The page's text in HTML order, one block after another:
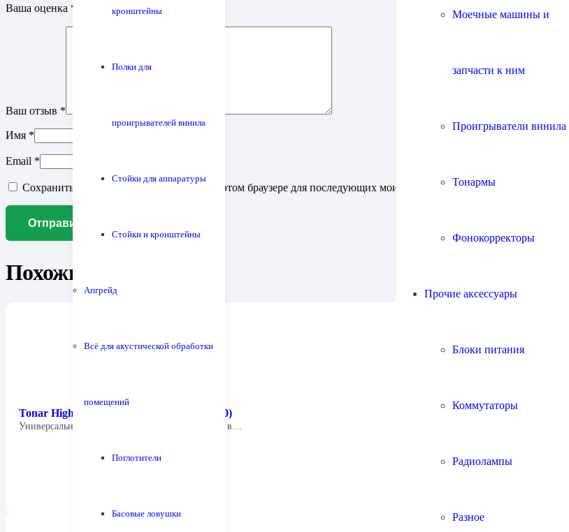
кронштейны
Полки для
проигрывателей винила
Стойки для аппаратуры
Стойки и кронштейны
Апгрейд
Всё для акустической обработки
помещений
Поглотители
Басовые ловушки
Моечные машины и
запчасти к ним
Проигрыватели винила
Тонармы
Фонокорректоры
Прочие аксессуары
Блоки питания
Коммутаторы
Радиолампы
Разное
Ваша оценка *
Ваш отзыв *
Имя *
Email *
Сохранить моё имя, email и адрес сайта в этом браузере для последующих моих комментариев.
Похожие товары
Tonar High End Headshell SME Type (4420)
Универсальный держатель картриджей типа OM в…